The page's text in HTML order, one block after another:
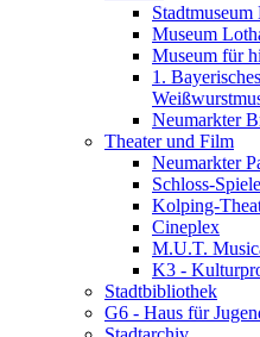
Museum
Museum für
1.
Neumarkter
Theater und Film
Neumarkter
Schloss-Spiele
Kolping-
Cineplex
M.U.T.
K3 -
Stadtbibliothek
G6 - Haus für